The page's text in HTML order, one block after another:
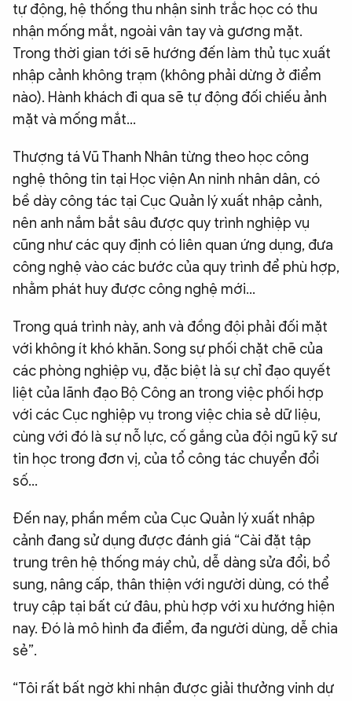
tự động, hệ thống thu nhận sinh trắc học có thu
nhận mống mắt, ngoài vân tay và gương mặt.
Trong thời gian tới sẽ hướng đến làm thủ tục xuất
nhập cảnh không trạm (không phải dừng ở điểm
nào). Hành khách đi qua sẽ tự động đối chiếu ảnh
mặt và mống mắt…
Thượng tá Vũ Thanh Nhân từng theo học công
nghệ thông tin tại Học viện An ninh nhân dân, có
bề dày công tác tại Cục Quản lý xuất nhập cảnh,
nên anh nắm bắt sâu được quy trình nghiệp vụ
cũng như các quy định có liên quan ứng dụng, đưa
công nghệ vào các bước của quy trình để phù hợp,
nhằm phát huy được công nghệ mới…
Trong quá trình này, anh và đồng đội phải đối mặt
với không ít khó khăn. Song sự phối chặt chẽ của
các phòng nghiệp vụ, đặc biệt là sự chỉ đạo quyết
liệt của lãnh đạo Bộ Công an trong việc phối hợp
với các Cục nghiệp vụ trong việc chia sẻ dữ liệu,
cùng với đó là sự nỗ lực, cố gắng của đội ngũ kỹ sư
tin học trong đơn vị, của tổ công tác chuyển đổi
số…
Đến nay, phần mềm của Cục Quản lý xuất nhập
cảnh đang sử dụng được đánh giá “Cài đặt tập
trung trên hệ thống máy chủ, dễ dàng sửa đổi, bổ
sung, nâng cấp, thân thiện với người dùng, có thể
truy cập tại bất cứ đâu, phù hợp với xu hướng hiện
nay. Đó là mô hình đa điểm, đa người dùng, dễ chia
sẻ”.
“Tôi rất bất ngờ khi nhận được giải thưởng vinh dự